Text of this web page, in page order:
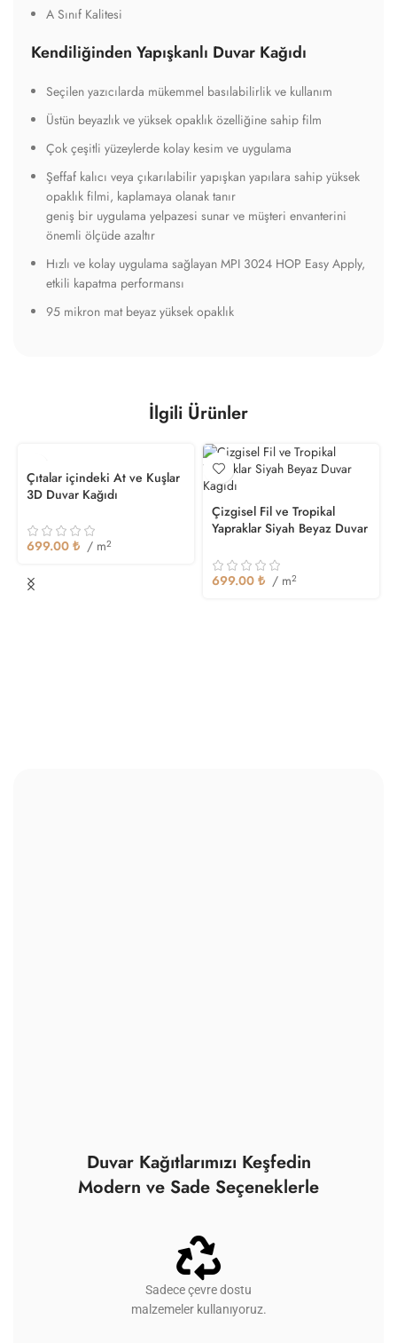
A Sınıf Kalitesi
Kendiliğinden Yapışkanlı Duvar Kağıdı
Seçilen yazıcılarda mükemmel basılabilirlik ve kullanım
Üstün beyazlık ve yüksek opaklık özelliğine sahip film
Çok çeşitli yüzeylerde kolay kesim ve uygulama
Şeffaf kalıcı veya çıkarılabilir yapışkan yapılara sahip yüksek
opaklık filmi, kaplamaya olanak tanır
geniş bir uygulama yelpazesi sunar ve müşteri envanterini
önemli ölçüde azaltır
Hızlı ve kolay uygulama sağlayan MPI 3024 HOP Easy Apply,
etkili kapatma performansı
95 mikron mat beyaz yüksek opaklık
İlgili Ürünler
Çıtalar içindeki At ve Kuşlar
3D Duvar Kağıdı
699.00 ₺ / m2
Çizgisel Fil ve Tropikal
Yapraklar Siyah Beyaz Duvar
699.00 ₺ / m2
Duvar Kağıtlarımızı Keşfedin
Modern ve Sade Seçeneklerle
Sadece çevre dostu
malzemeler kullanıyoruz.